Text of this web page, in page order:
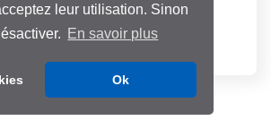
leur utilisation. Sinon
En savoir plus
Ok
:0
:2
:0